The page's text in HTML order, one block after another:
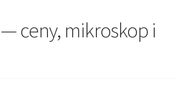
ceny, mikroskop i